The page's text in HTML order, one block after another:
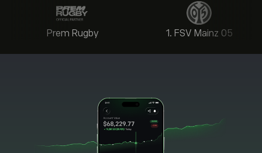
Prem Rugby 1. FSV Mainz 05